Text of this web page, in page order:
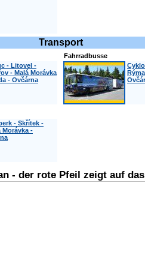
Transport
- Litovel -
- Malá Morávka
- Ovčárna
Fahrradbusse
- Skřítek -
Morávka -
- der rote Pfeil zeigt auf